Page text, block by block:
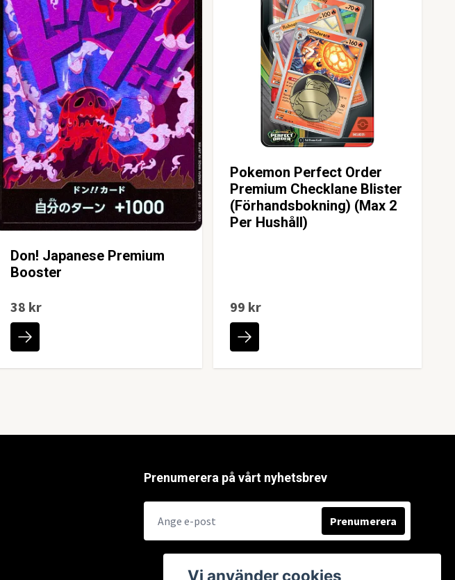
Don! Japanese Premium
Booster
38 kr
Pokemon Perfect Order
Premium Checklane Blister
(Förhandsbokning) (Max 2
Per Hushåll)
99 kr
Prenumerera på vårt nyhetsbrev
Prenumerera
Vi använder cookies